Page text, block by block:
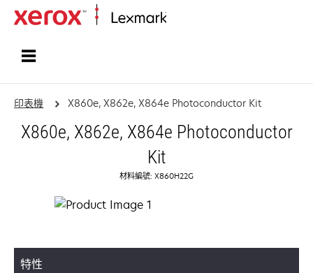
印表機 X860e, X862e, X864e Photoconductor Kit
X860e, X862e, X864e Photoconductor
Kit
材料編號: X860H22G
特性